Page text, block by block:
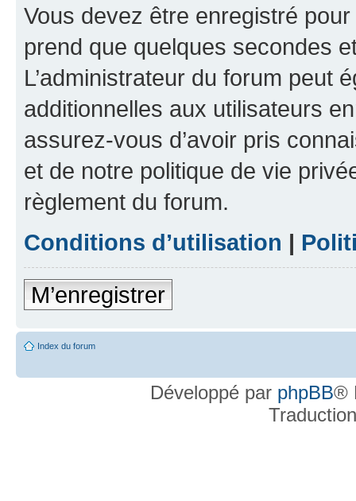
Vous devez être enregistré
prend que quelques secondes
L’administrateur du forum peut
additionnelles aux utilisateurs
assurez-vous d’avoir pris
et de notre politique de vie
règlement du forum.
Conditions d’utilisation |
M’enregistrer
Index du forum
Développé par phpBB®